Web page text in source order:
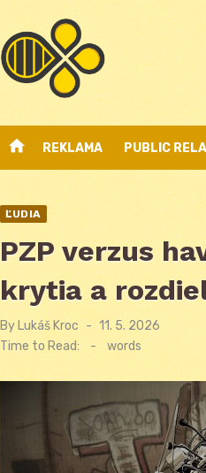
home REKLAMA PUBLIC
ĽUDIA
PZP verzus
krytia a
By Lukáš Kroc
Posted
on
11. 5. 2026
Time to Read:
- words